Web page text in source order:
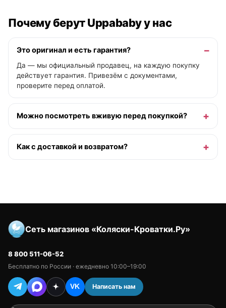
Почему берут Uppababy у нас
Это оригинал и есть гарантия?
Да — мы официальный продавец, на каждую покупку
действует гарантия. Привезём с документами,
проверите перед оплатой.
Можно посмотреть вживую перед покупкой?
Как с доставкой и возвратом?
Сеть магазинов «Коляски-Кроватки.Ру»
8 800 511-06-52
Бесплатно по России · ежедневно 10:00–19:00
VK Написать нам